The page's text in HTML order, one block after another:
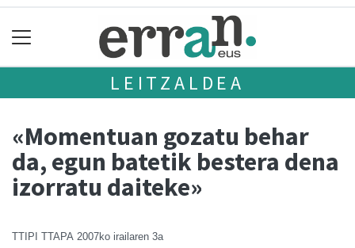
LEITZALDEA
«Momentuan gozatu behar
da, egun batetik bestera dena
izorratu daiteke»
TTIPI TTAPA 2007ko irailaren 3a